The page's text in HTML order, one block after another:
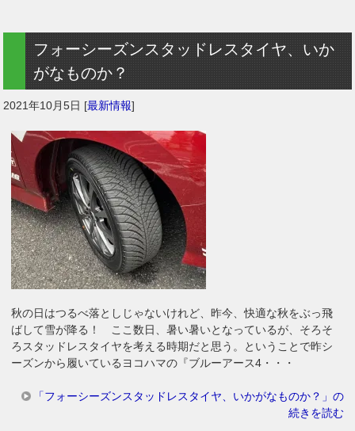
フォーシーズンスタッドレスタイヤ、いか
がなものか？
2021年10月5日 [最新情報]
秋の日はつるべ落としじゃないけれど、昨今、快適な秋をぶっ飛
ばして雪が降る！ ここ数日、暑い暑いとなっているが、そろそ
ろスタッドレスタイヤを考える時期だと思う。ということで昨シ
ーズンから履いているヨコハマの『ブルーアース4・・・
「フォーシーズンスタッドレスタイヤ、いかがなものか？」の
続きを読む